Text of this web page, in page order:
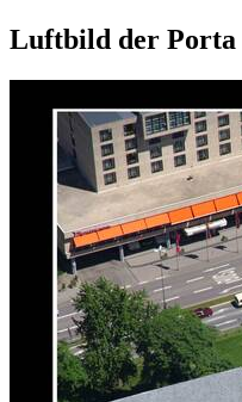
Luftbild der Porta